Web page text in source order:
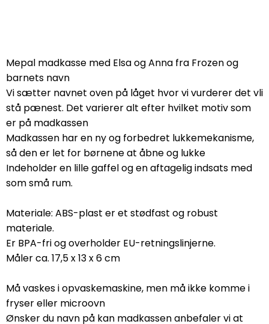
Mepal madkasse med Elsa og Anna fra Frozen og
barnets navn
Vi sætter navnet oven på låget hvor vi vurderer det vli
stå pænest. Det varierer alt efter hvilket motiv som
er på madkassen
Madkassen har en ny og forbedret lukkemekanisme,
så den er let for børnene at åbne og lukke
Indeholder en lille gaffel og en aftagelig indsats med
som små rum.
Materiale: ABS-plast er et stødfast og robust
materiale.
Er BPA-fri og overholder EU-retningslinjerne.
Måler ca. 17,5 x 13 x 6 cm
Må vaskes i opvaskemaskine, men må ikke komme i
fryser eller microovn
Ønsker du navn på kan madkassen anbefaler vi at